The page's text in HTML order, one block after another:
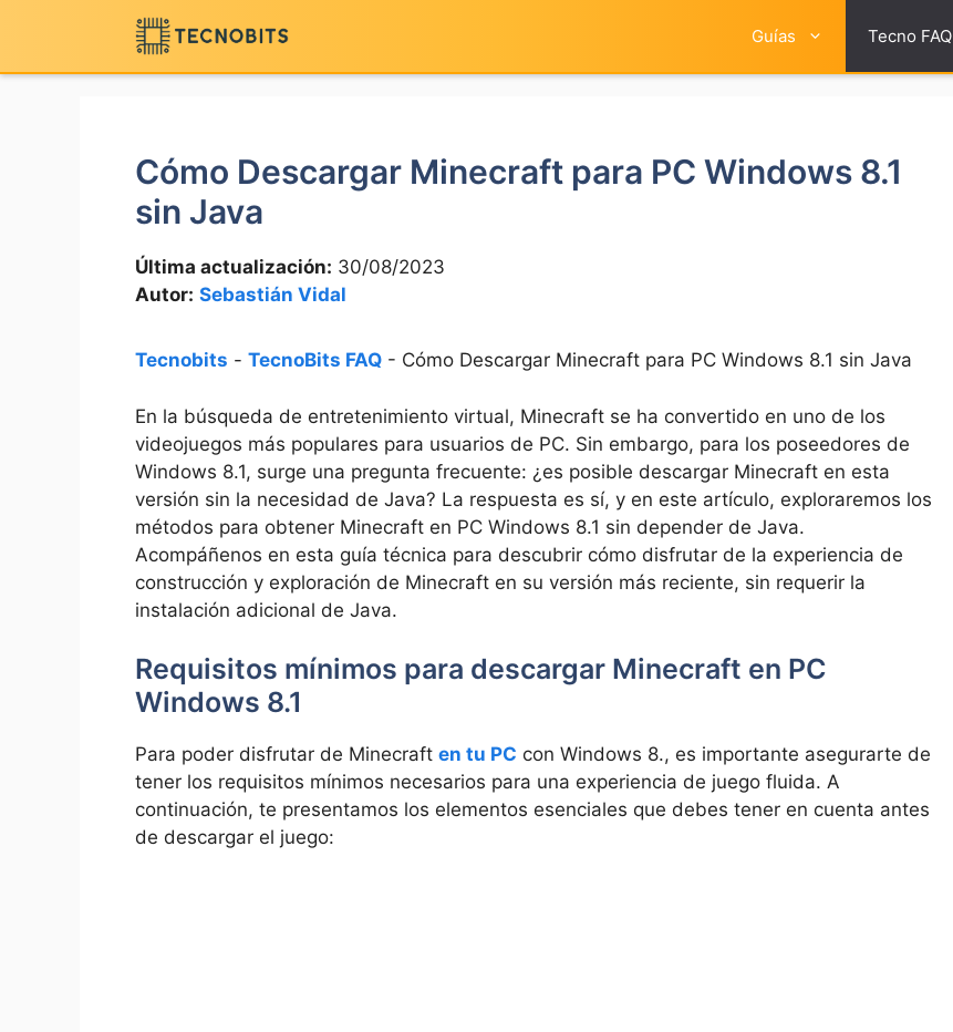
contenido
Guías Tecno FAQ
Cómo Descargar Minecraft para PC Windows 8.1
sin Java
Última actualización: 30/08/2023
Autor: Sebastián Vidal
Tecnobits - TecnoBits FAQ - Cómo Descargar Minecraft para PC Windows 8.1 sin Java
En la búsqueda de entretenimiento virtual, Minecraft se ha convertido en uno de ⁤los
videojuegos más populares para usuarios de PC. Sin embargo, para los poseedores de
Windows 8.1, surge una pregunta frecuente:⁤ ¿es posible descargar Minecraft en esta
versión sin la​ necesidad de Java?⁢ La respuesta es sí, y en este artículo, exploraremos los
métodos para obtener Minecraft‌ en PC Windows 8.1 sin depender de Java.
Acompáñenos en esta guía técnica para ⁤descubrir cómo disfrutar de la experiencia ​de
construcción y exploración de Minecraft en su versión más reciente, sin requerir la
instalación adicional de Java.
Requisitos mínimos para⁢ descargar Minecraft en​ PC
Windows 8.1
Para poder disfrutar de Minecraft en tu PC con Windows 8., es importante asegurarte de
tener los requisitos mínimos necesarios para una ⁣experiencia ⁣de juego fluida. A
continuación,⁤ te presentamos los elementos ‌esenciales que debes tener en cuenta antes
de descargar el juego: